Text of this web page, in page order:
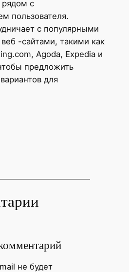
с
пользователя.
с популярными
-сайтами, такими как
Agoda, Expedia и
предложить
для
не будет